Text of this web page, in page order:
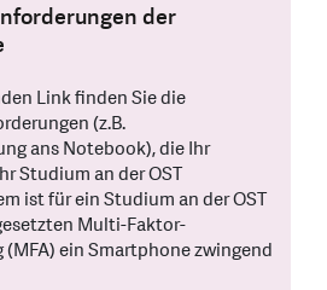
der
Link finden Sie die
(z.B.
ans Notebook), die Ihr
Studium an der OST
ist für ein Studium an der OST
Multi-Faktor-
ein Smartphone zwingend